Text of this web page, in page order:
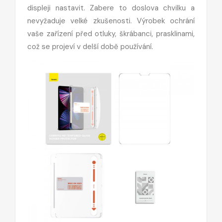
displeji nastavit. Zabere to doslova chvilku a
nevyžaduje velké zkušenosti. Výrobek ochrání
vaše zařízení před otluky, škrábanci, prasklinami,
což se projeví v delší době používání.